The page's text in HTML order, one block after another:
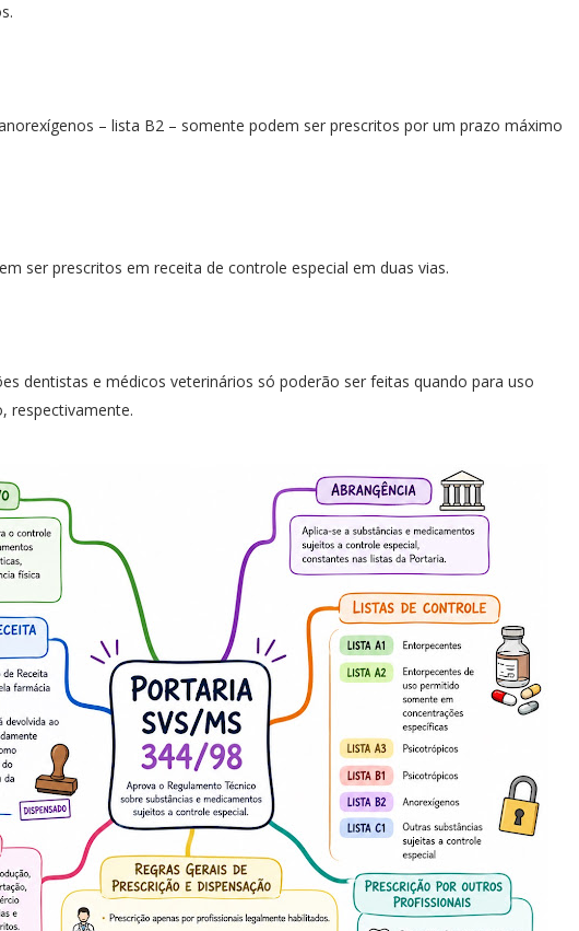
– lista B2 – somente podem ser prescritos por um prazo máximo
ser prescritos em receita de controle especial em duas vias.
dentistas e médicos veterinários só poderão ser feitas quando para uso
respectivamente.